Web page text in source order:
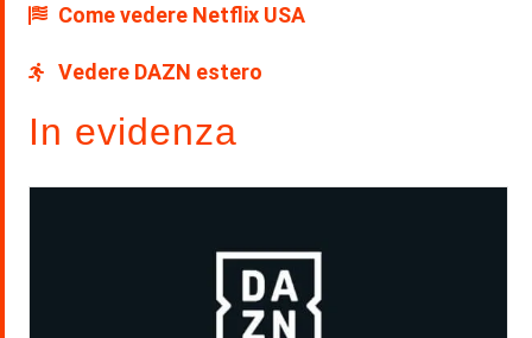
Come vedere Netflix USA
Vedere DAZN estero
In evidenza